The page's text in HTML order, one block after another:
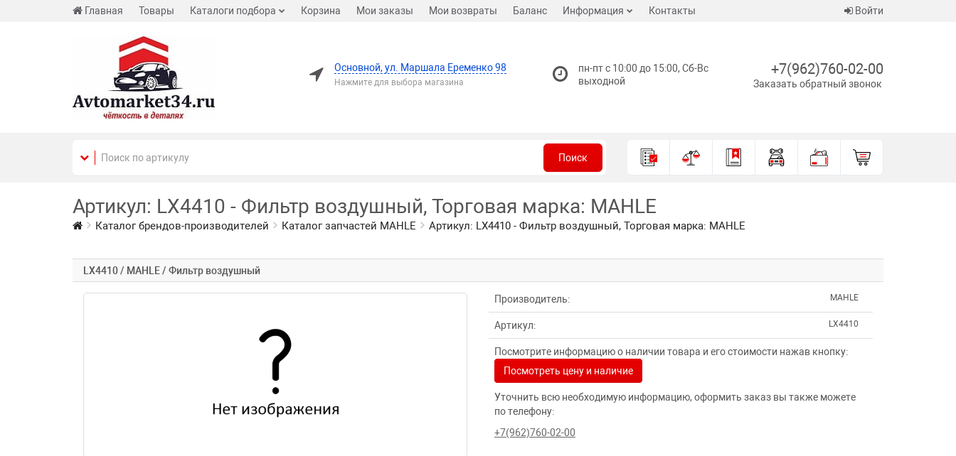
Главная Товары Каталоги подбора Корзина Мои заказы Мои возвраты Баланс Информация Контакты Войти
Основной, ул. Маршала Еременко 98
Нажмите для выбора магазина
пн-пт с 10:00 до 15:00, Сб-Вс
выходной
+7(962)760-02-00
Заказать обратный звонок
Поиск
Артикул: LX4410 - Фильтр воздушный, Торговая марка: MAHLE
Каталог брендов-производителей Каталог запчастей MAHLE Артикул: LX4410 - Фильтр воздушный, Торговая марка: MAHLE
LX4410 / MAHLE / Фильтр воздушный
Производитель: MAHLE
Артикул: LX4410
Посмотрите информацию о наличии товара и его стоимости нажав кнопку:
Посмотреть цену и наличие
Уточнить всю необходимую информацию, оформить заказ вы также можете
по телефону:
+7(962)760-02-00